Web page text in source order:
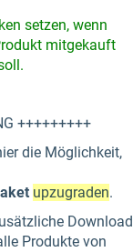
setzen, wenn
mitgekauft
+++++++++
die Möglichkeit,
upzugraden.
Download
Produkte von